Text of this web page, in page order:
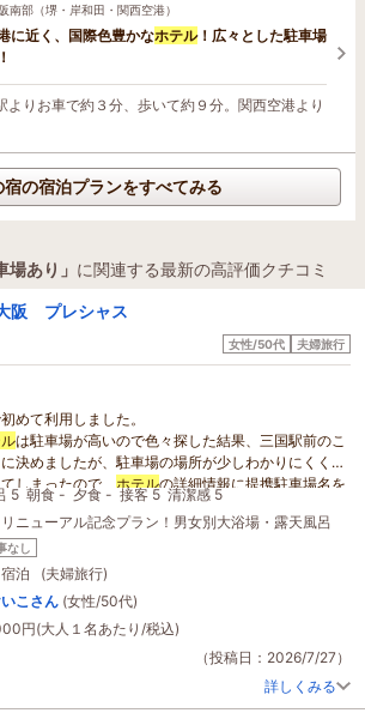
南部（堺・岸和田・関西空港）
に近く、国際色豊かなホテル！広々とした駐車場
よりお車で約３分、歩いて約９分。関西空港より
宿の宿泊プランをすべてみる
場あり」 に関連する最新の高評価クチコミ
阪 プレシャス
女性/50代 夫婦旅行
めて利用しました。
は駐車場が高いので色々探した結果、三国駅前のこ
決めましたが、駐車場の場所が少しわかりにくくて
しまったので、 ホテルの詳細情報に提携駐車場名を
たと思いました(無料提携駐車場あり
中いつでも利用出来ること、露天風呂や女性の大浴
など、設備やアメニティが充実していて、感動しま
いサービスですし、お部屋も清潔で快適だったの
す。
5 朝食 - 夕食 - 接客 5 清潔感 5
リニューアル記念プラン！男女別大浴場・露天風呂
なし
泊 (夫婦旅行)
こさん (女性/50代)
円(大人１名あたり/税込)
（投稿日：2026/7/27）
詳しくみる